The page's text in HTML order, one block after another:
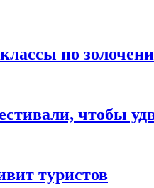
по
чтобы
туристов